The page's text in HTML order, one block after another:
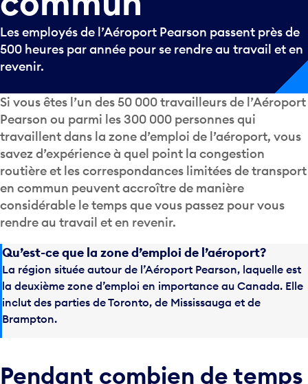
Les employés de l’Aéroport Pearson passent près de
500 heures par année pour se rendre au travail et en
revenir.
Si vous êtes l’un des 50 000 travailleurs de l’Aéroport
Pearson ou parmi les 300 000 personnes qui
travaillent dans la zone d’emploi de l’aéroport, vous
savez d’expérience à quel point la congestion
routière et les correspondances limitées de transport
en commun peuvent accroître de manière
considérable le temps que vous passez pour vous
rendre au travail et en revenir.
Qu’est-ce que la zone d’emploi de l’aéroport?
La région située autour de l’Aéroport Pearson, laquelle est
la deuxième zone d’emploi en importance au Canada. Elle
inclut des parties de Toronto, de Mississauga et de
Brampton.
Pendant combien de temps